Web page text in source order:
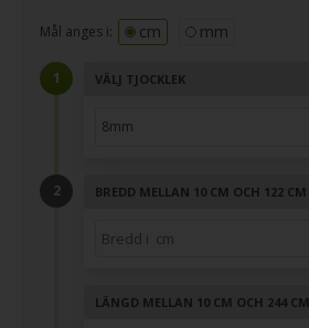
Mål anges i: cm mm
VÄLJ TJOCKLEK
BREDD MELLAN 10 CM OCH 122 CM
LÄNGD MELLAN 10 CM OCH 244 CM